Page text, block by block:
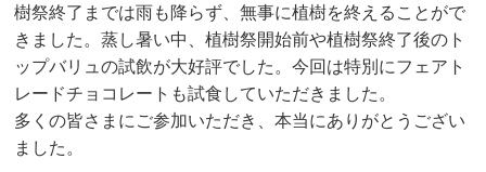
樹祭終了までは雨も降らず、無事に植樹を終えることがで
きました。蒸し暑い中、植樹祭開始前や植樹祭終了後のト
ップバリュの試飲が大好評でした。今回は特別にフェアト
レードチョコレートも試食していただきました。
多くの皆さまにご参加いただき、本当にありがとうござい
ました。